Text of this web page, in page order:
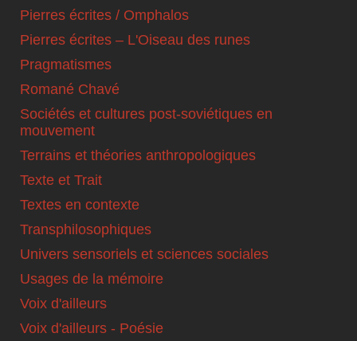
Pierres écrites / Omphalos
Pierres écrites – L'Oiseau des runes
Pragmatismes
Romané Chavé
Sociétés et cultures post-soviétiques en
mouvement
Terrains et théories anthropologiques
Texte et Trait
Textes en contexte
Transphilosophiques
Univers sensoriels et sciences sociales
Usages de la mémoire
Voix d'ailleurs
Voix d'ailleurs - Poésie